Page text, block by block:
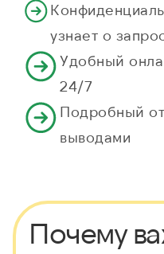
узнает о
Удобный
24/7
Подробный
выводами
Почему